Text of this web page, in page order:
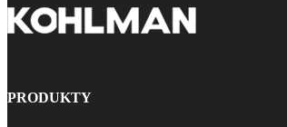
PRODUKTY